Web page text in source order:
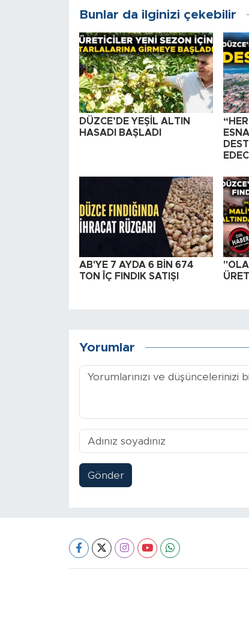
Bunlar da ilginizi çekebilir
DÜZCE’DE YEŞİL ALTIN
HASADI BAŞLADI
AB'YE 7 AYDA 6 BİN 674
TON ÎÇ FINDIK SATIŞI
Yorumlar
Gönder